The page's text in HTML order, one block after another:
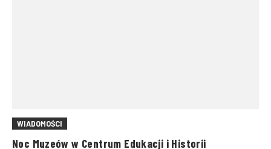
WIADOMOŚCI
Noc Muzeów w Centrum Edukacji i Historii